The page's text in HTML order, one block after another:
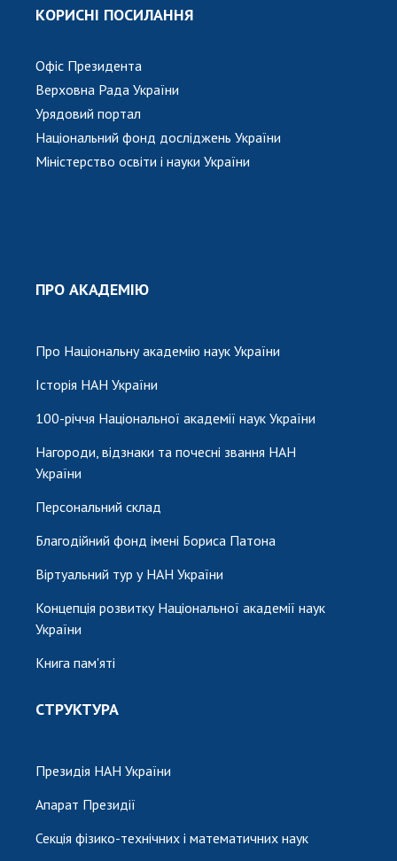
КОРИСНІ ПОСИЛАННЯ
Офіс Президента
Верховна Рада України
Урядовий портал
Національний фонд досліджень України
Міністерство освіти і науки України
ПРО АКАДЕМІЮ
Про Національну академію наук України
Історія НАН України
100-річчя Національної академії наук України
Нагороди, відзнаки та почесні звання НАН
України
Персональний склад
Благодійний фонд імені Бориса Патона
Віртуальний тур у НАН України
Концепція розвитку Національної академії наук
України
Книга пам'яті
СТРУКТУРА
Президія НАН України
Апарат Президії
Секція фізико-технічних і математичних наук